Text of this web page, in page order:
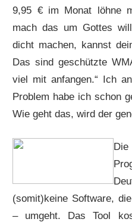
9,95 € im Monat löhne
mach das um Gottes
dicht machen, kannst
Das sind geschützte
viel mit anfangen.“ Ich
Problem habe ich schon
Wie geht das, wird der
Die
(somit)keine Software,
– umgeht. Das Tool